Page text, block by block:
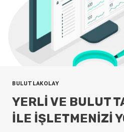
BULUTLAKOLAY
YERLI VE BULUT
İLE İŞLETMENIZI